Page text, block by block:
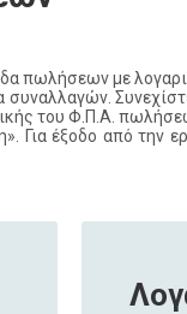
πωλήσεων με
του Φ.Π.Α.
Για έξοδο από την